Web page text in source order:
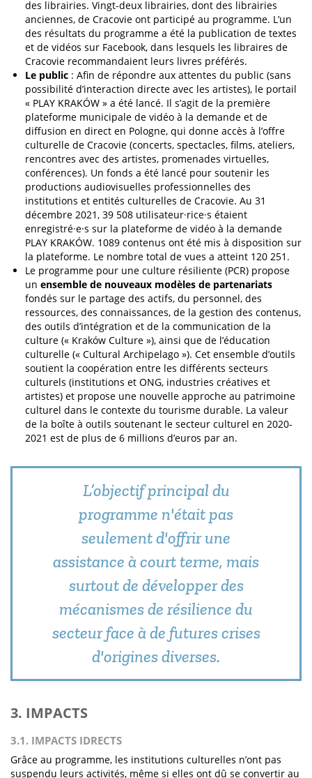
des librairies. Vingt-deux librairies, dont des librairies
anciennes, de Cracovie ont participé au programme. L’un
des résultats du programme a été la publication de textes
et de vidéos sur Facebook, dans lesquels les libraires de
Cracovie recommandaient leurs livres préférés.
Le public : Afin de répondre aux attentes du public (sans
possibilité d’interaction directe avec les artistes), le portail
« PLAY KRAKÓW » a été lancé. Il s’agit de la première
plateforme municipale de vidéo à la demande et de
diffusion en direct en Pologne, qui donne accès à l’offre
culturelle de Cracovie (concerts, spectacles, films, ateliers,
rencontres avec des artistes, promenades virtuelles,
conférences). Un fonds a été lancé pour soutenir les
productions audiovisuelles professionnelles des
institutions et entités culturelles de Cracovie. Au 31
décembre 2021, 39 508 utilisateur·rice·s étaient
enregistré·e·s sur la plateforme de vidéo à la demande
PLAY KRAKÓW. 1089 contenus ont été mis à disposition sur
la plateforme. Le nombre total de vues a atteint 120 251.
Le programme pour une culture résiliente (PCR) propose
un ensemble de nouveaux modèles de partenariats
fondés sur le partage des actifs, du personnel, des
ressources, des connaissances, de la gestion des contenus,
des outils d’intégration et de la communication de la
culture (« Kraków Culture »), ainsi que de l’éducation
culturelle (« Cultural Archipelago »). Cet ensemble d’outils
soutient la coopération entre les différents secteurs
culturels (institutions et ONG, industries créatives et
artistes) et propose une nouvelle approche au patrimoine
culturel dans le contexte du tourisme durable. La valeur
de la boîte à outils soutenant le secteur culturel en 2020-
2021 est de plus de 6 millions d’euros par an.
L’objectif principal du
programme n'était pas
seulement d'offrir une
assistance à court terme, mais
surtout de développer des
mécanismes de résilience du
secteur face à de futures crises
d'origines diverses.
3. IMPACTS
3.1. IMPACTS IDRECTS
Grâce au programme, les institutions culturelles n’ont pas
suspendu leurs activités, même si elles ont dû se convertir au